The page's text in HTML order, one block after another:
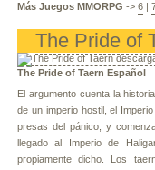
Más Juegos MMORPG -> 6 |
The Pride of
The Pride of Taern Español
El argumento cuenta la
de un imperio hostil, el
presas del pánico, y
llegado al Imperio de
propiamente dicho. Los